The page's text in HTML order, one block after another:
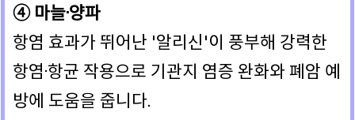
④ 마늘·양파
항염 효과가 뛰어난 '알리신'이 풍부해 강력한
항염·항균 작용으로 기관지 염증 완화와 폐암 예
방에 도움을 줍니다.